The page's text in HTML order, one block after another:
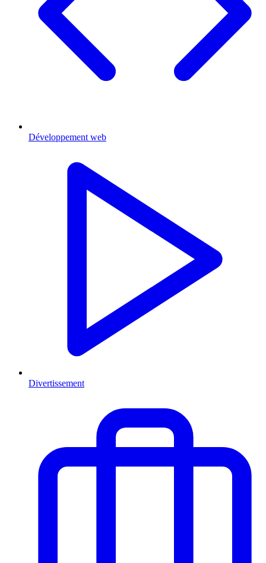
Développement web
Divertissement